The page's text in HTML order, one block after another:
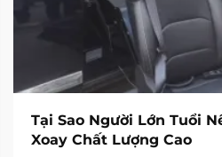
Tại Sao Người Lớn Tuổi
Xoay Chất Lượng Cao